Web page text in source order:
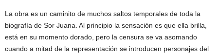
La obra es un caminito de muchos saltos temporales de toda la
biografía de Sor Juana. Al principio la sensación es que ella brilla,
está en su momento dorado, pero la censura se va asomando
cuando a mitad de la representación se introducen personajes del